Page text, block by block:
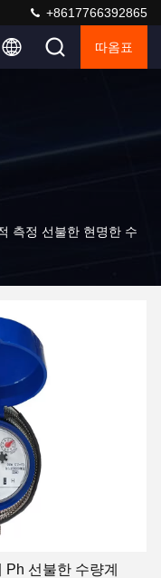
+8617766392865
따옴표
측정 선불한 현명한 수
선불한 수량계